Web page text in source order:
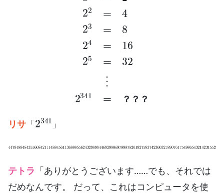
リサ 「
2341
」
テトラ 「ありがとうございます……でも、それでは
だめなんです。 だって、これはコンピュータを使